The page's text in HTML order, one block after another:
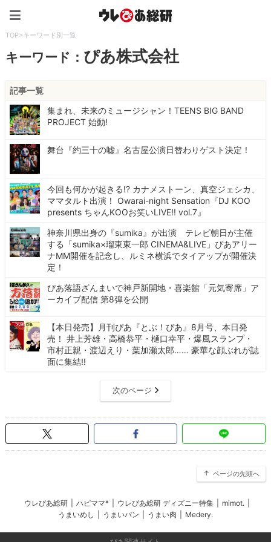
TOP>キーワード別一覧
キーワード： ぴあ株式会社
記事一覧
集まれ、未来のミュージシャン！TEENS BIG BAND
PROJECT 始動!
舞台『約三十の嘘』名古屋公演日替わりゲスト決定！
今回も何かが起きる!? カナメストーン、真空ジェシカ、
ママタルト出演！ Owarai-night Sensation『DJ KOO
presents ちゃんKOOお笑いLIVE!! vol.7』
神奈川県出身の『sumika』が出演 テレビ朝日が主催
する「sumika×瑠東東一郎 CINEMA&LIVE」ぴあアリー
ナMM開催を記念し、ルミネ横浜でタイアップが開催決
定！
ぴあ落語ざんまいで神戸新開地・喜楽館「元気寄席」ア
ーカイブ配信 第8弾を公開
【本日発売】月刊ぴあ『とぶ！ぴあ』8月号、本日発
売！ 井上芳雄・高橋恭平・樋口幸平・爆風スランプ・
市村正親・渡辺えり・葉加瀬太郎…… 豪華な顔ぶれが誌
面に集結!!
次のページ
ページの先頭へ
ウレぴあ総研 ハピママ* ウレぴあ総研 ディズニー特集 mimot.
うまいめし
うまいパン うまい肉 Medery.